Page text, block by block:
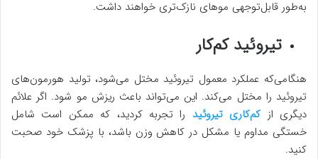
به‌طور قابل‌توجهی موهای نازک‌تری خواهند داشت.
تیروئید کم‌کار
هنگامی‌که عملکرد معمول تیروئید مختل می‌شود، تولید هورمون‌های
تیروئید را مختل می‌کند. این می‌تواند باعث ریزش مو شود. اگر علائم
دیگری از کم‌کاری تیروئید را تجربه کردید، که ممکن است شامل
خستگی مداوم یا مشکل در کاهش وزن باشد، با پزشک خود صحبت
کنید.